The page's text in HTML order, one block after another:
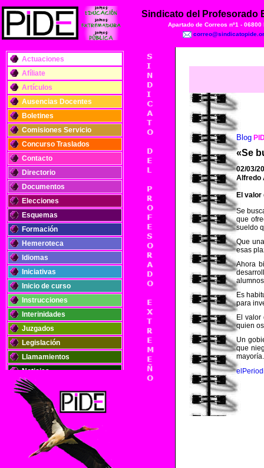
Sindicato del Profesorado
Apartado de Correos nº1 - 06800
Actuaciones
Afíliate
Artículos
Ausencias Docentes
Boletines
Comisiones Servicio
Concurso Traslados
Contacto
Directorio
Documentos
Elecciones
Esquemas
Formación
Hemeroteca
Idiomas
Iniciativas
Inicio de curso
Instrucciones
Interinidades
Juzgados
Legislación
Llamamientos
Noticias
Oposiciones
Plantillas
Publicaciones
Registros
Retribuciones
Solidaridad
Blog
«Se
02/03/
Alfredo
El
Se
que
sueldo
Que
esas
Ahora
Es
para
El valor
quien
Un
que
mayoría.